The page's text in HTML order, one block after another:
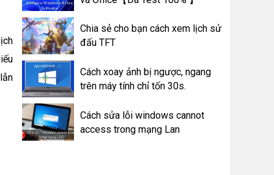
Chia sẻ cho bạn cách xem lịch sử
đấu TFT
Cách xoay ảnh bị ngược, ngang
trên máy tính chỉ tốn 30s.
Cách sửa lỗi windows cannot
access trong mạng Lan